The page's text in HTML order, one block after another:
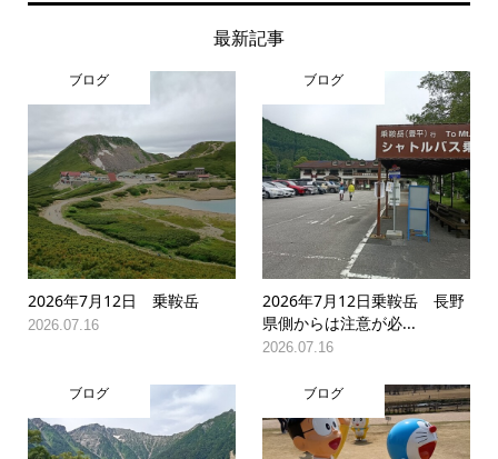
最新記事
ブログ
2026年7月12日 乗鞍岳
2026.07.16
ブログ
2026年7月12日乗鞍岳 長野
県側からは注意が必...
2026.07.16
ブログ ブログ